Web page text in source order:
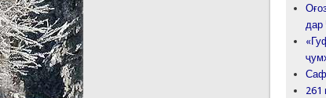
дар
261